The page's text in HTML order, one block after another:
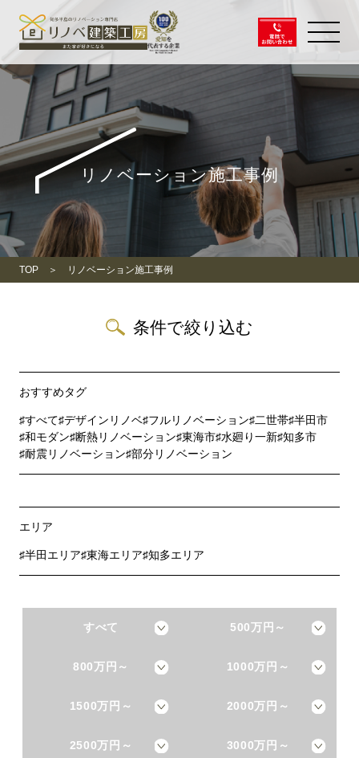
リノベーション施工事例
TOP リノベーション施工事例
条件で絞り込む
おすすめタグ
すべて デザインリノベ フルリノベーション 二世帯 半田市
和モダン 断熱リノベーション 東海市 水廻り一新 知多市
耐震リノベーション 部分リノベーション
エリア
半田エリア 東海エリア 知多エリア
すべて 500万円～
800万円～ 1000万円～
1500万円～ 2000万円～
2500万円～ 3000万円～